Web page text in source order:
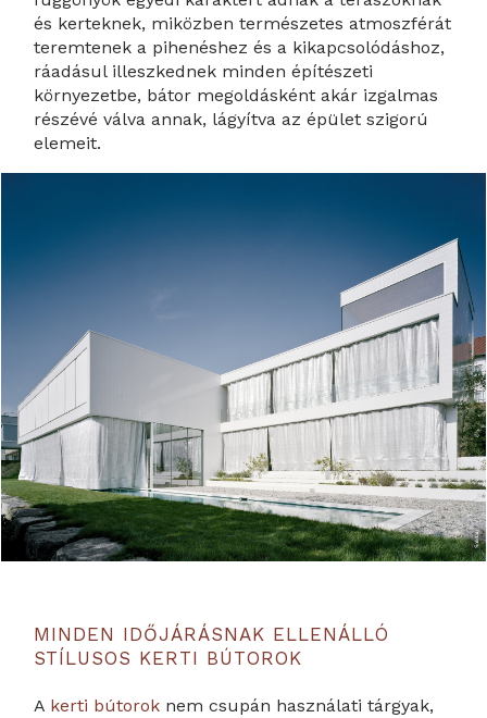
és kerteknek, miközben természetes atmoszférát
teremtenek a pihenéshez és a kikapcsolódáshoz,
ráadásul illeszkednek minden építészeti
környezetbe, bátor megoldásként akár izgalmas
részévé válva annak, lágyítva az épület szigorú
elemeit.
MINDEN IDŐJÁRÁSNAK ELLENÁLLÓ
STÍLUSOS KERTI BÚTOROK
A kerti bútorok nem csupán használati tárgyak,